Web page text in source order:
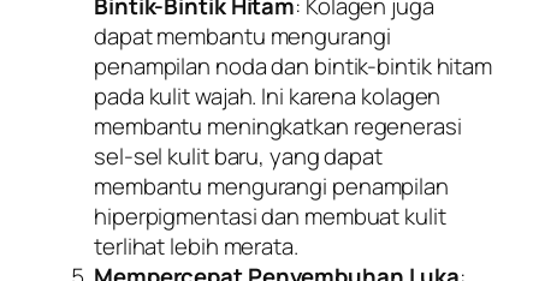
Bintik-Bintik Hitam: Kolagen juga
dapat membantu mengurangi
penampilan noda dan bintik-bintik hitam
pada kulit wajah. Ini karena kolagen
membantu meningkatkan regenerasi
sel-sel kulit baru, yang dapat
membantu mengurangi penampilan
hiperpigmentasi dan membuat kulit
terlihat lebih merata.